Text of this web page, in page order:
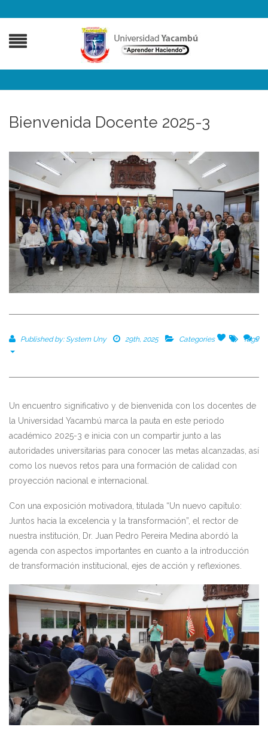
Bienvenida Docente 2025-3
Published by: System Uny 29th, 2025 Categories Tags
0
9
Un encuentro significativo y de bienvenida con los docentes de
la Universidad Yacambú marca la pauta en este periodo
académico 2025-3 e inicia con un compartir junto a las
autoridades universitarias para conocer las metas alcanzadas, así
como los nuevos retos para una formación de calidad con
proyección nacional e internacional.
Con una exposición motivadora, titulada “Un nuevo capítulo:
Juntos hacia la excelencia y la transformación”, el rector de
nuestra institución, Dr. Juan Pedro Pereira Medina abordó la
agenda con aspectos importantes en cuanto a la introducción
de transformación institucional, ejes de acción y reflexiones.